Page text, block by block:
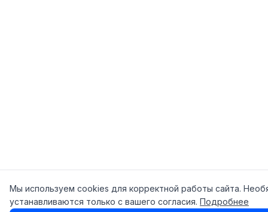
Мы используем cookies для корректной работы сайта.
устанавливаются только с вашего согласия. Подробнее